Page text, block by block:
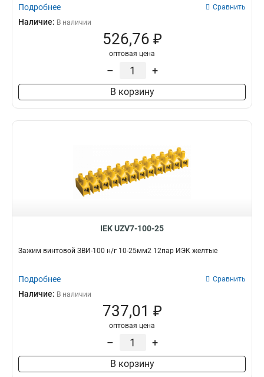
Подробнее Сравнить
Наличие: В наличии
526,76 ₽
оптовая цена
– +
В корзину
IEK UZV7-100-25
Зажим винтовой ЗВИ-100 н/г 10-25мм2 12пар ИЭК желтые
Подробнее Сравнить
Наличие: В наличии
737,01 ₽
оптовая цена
– +
В корзину